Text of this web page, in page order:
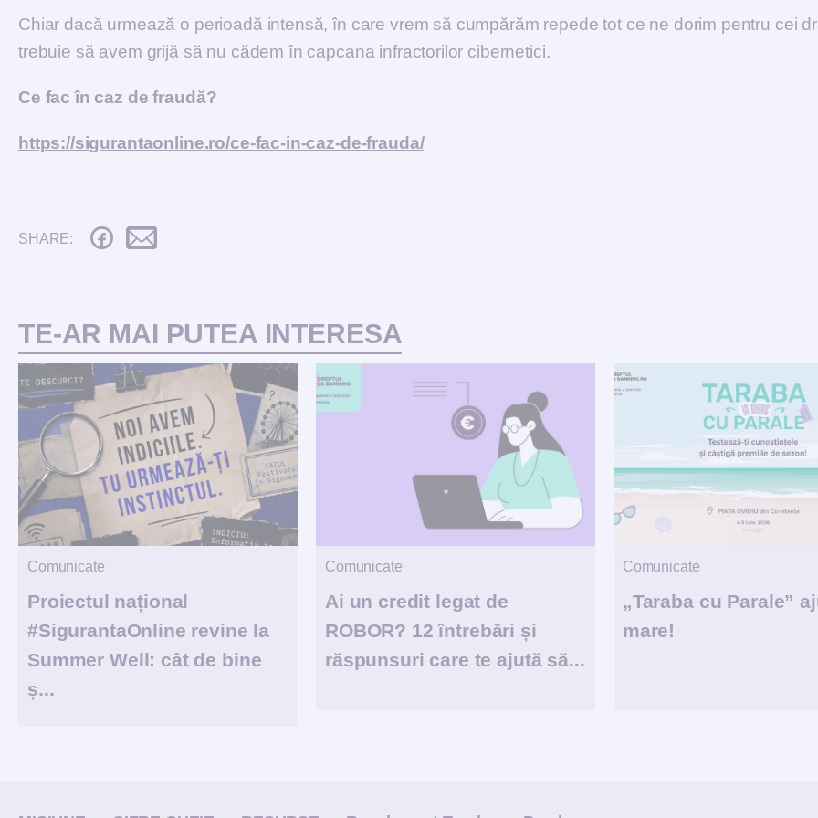
Chiar dacă urmează o perioadă intensă, în care vrem să cumpărăm repede tot ce ne dorim pentru cei
trebuie să avem grijă să nu cădem în capcana infractorilor cibernetici.
Ce fac în caz de fraudă?
https://sigurantaonline.ro/ce-fac-in-caz-de-frauda/
SHARE:
TE-AR MAI PUTEA INTERESA
Comunicate
Proiectul național
#SigurantaOnline revine la
Summer Well: cât de bine
ș...
Comunicate
Ai un credit legat de
ROBOR? 12 întrebări și
răspunsuri care te ajută să...
Comunicate
„Taraba cu Parale”
mare!